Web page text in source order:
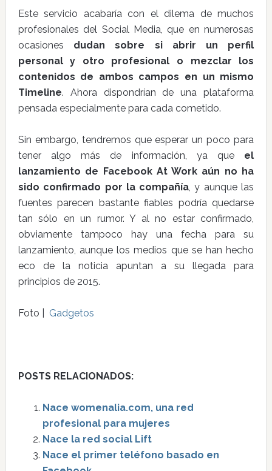
Este servicio acabaría con el dilema de muchos
profesionales del Social Media, que en numerosas
ocasiones dudan sobre si abrir un perfil
personal y otro profesional o mezclar los
contenidos de ambos campos en un mismo
Timeline. Ahora dispondrían de una plataforma
pensada especialmente para cada cometido.
Sin embargo, tendremos que esperar un poco para
tener algo más de información, ya que el
lanzamiento de Facebook At Work aún no ha
sido confirmado por la compañía, y aunque las
fuentes parecen bastante fiables podría quedarse
tan sólo en un rumor. Y al no estar confirmado,
obviamente tampoco hay una fecha para su
lanzamiento, aunque los medios que se han hecho
eco de la noticia apuntan a su llegada para
principios de 2015.
Foto | Gadgetos
POSTS RELACIONADOS:
Nace womenalia.com, una red
profesional para mujeres
Nace la red social Lift
Nace el primer teléfono basado en